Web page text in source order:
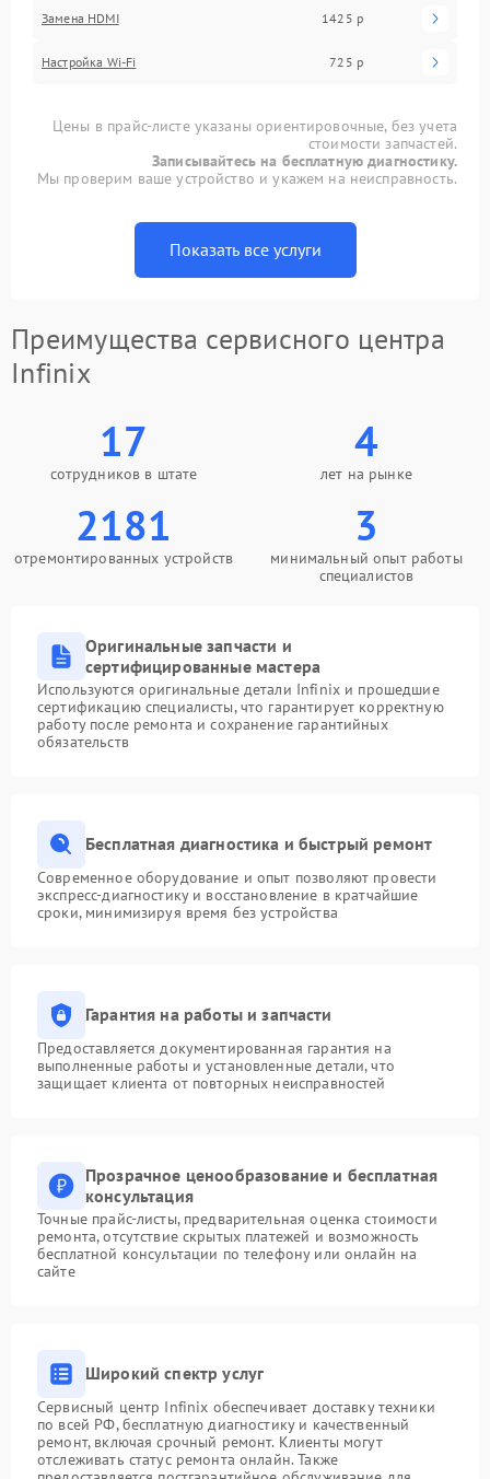
Замена HDMI 1425 р
Настройка Wi-Fi 725 р
Цены в прайс-листе указаны ориентировочные, без учета
стоимости запчастей.
Записывайтесь на бесплатную диагностику.
Мы проверим ваше устройство и укажем на неисправность.
Показать все услуги
Преимущества сервисного центра
Infinix
17
сотрудников в штате
4
лет на рынке
2181
отремонтированных устройств
3
минимальный опыт работы
специалистов
Оригинальные запчасти и
сертифицированные мастера
Используются оригинальные детали Infinix и прошедшие
сертификацию специалисты, что гарантирует корректную
работу после ремонта и сохранение гарантийных
обязательств
Бесплатная диагностика и быстрый ремонт
Современное оборудование и опыт позволяют провести
экспресс-диагностику и восстановление в кратчайшие
сроки, минимизируя время без устройства
Гарантия на работы и запчасти
Предоставляется документированная гарантия на
выполненные работы и установленные детали, что
защищает клиента от повторных неисправностей
Прозрачное ценообразование и бесплатная
консультация
Точные прайс-листы, предварительная оценка стоимости
ремонта, отсутствие скрытых платежей и возможность
бесплатной консультации по телефону или онлайн на
сайте
Широкий спектр услуг
Сервисный центр Infinix обеспечивает доставку техники
по всей РФ, бесплатную диагностику и качественный
ремонт, включая срочный ремонт. Клиенты могут
отслеживать статус ремонта онлайн. Также